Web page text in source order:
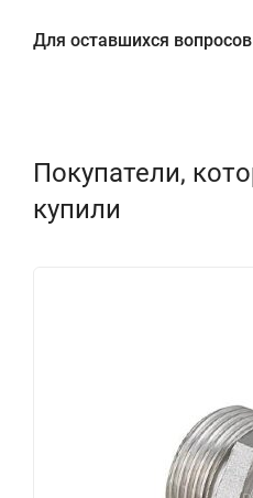
Для оставшихся
Покупатели,
купили